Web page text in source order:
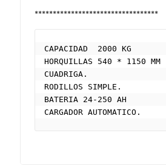
**********************************
CAPACIDAD  2000 KG
HORQUILLAS 540 * 1150 MM
CUADRIGA.
RODILLOS SIMPLE.
BATERIA 24-250 AH
CARGADOR AUTOMATICO.